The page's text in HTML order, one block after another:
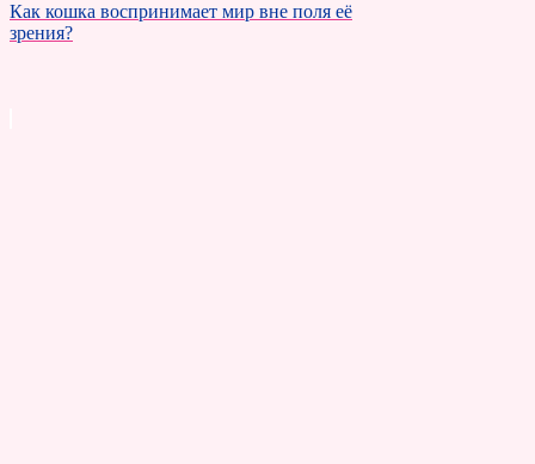
Как кошка воспринимает мир вне поля её
зрения?